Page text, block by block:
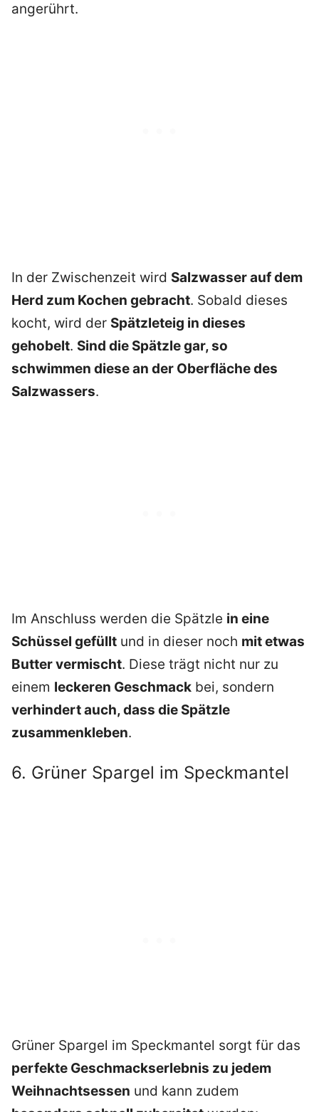
angerührt.
In der Zwischenzeit wird Salzwasser auf dem
Herd zum Kochen gebracht. Sobald dieses
kocht, wird der Spätzleteig in dieses
gehobelt. Sind die Spätzle gar, so
schwimmen diese an der Oberfläche des
Salzwassers.
Im Anschluss werden die Spätzle in eine
Schüssel gefüllt und in dieser noch mit etwas
Butter vermischt. Diese trägt nicht nur zu
einem leckeren Geschmack bei, sondern
verhindert auch, dass die Spätzle
zusammenkleben.
6. Grüner Spargel im Speckmantel
Grüner Spargel im Speckmantel sorgt für das
perfekte Geschmackserlebnis zu jedem
Weihnachtsessen und kann zudem